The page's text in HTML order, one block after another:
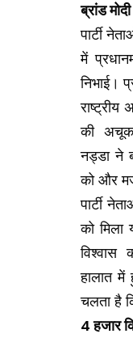
ब्रांड
पार्टी
में
निभाई।
की अचूक
नड्डा ने
को और
पार्टी
को मिला
विश्वास
हालात में
चलता है
4 हजार